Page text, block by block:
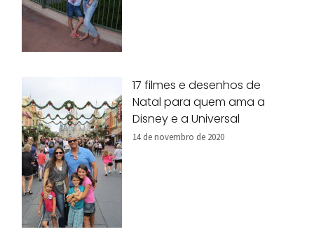
17 filmes e desenhos de
Natal para quem ama a
Disney e a Universal
14 de novembro de 2020